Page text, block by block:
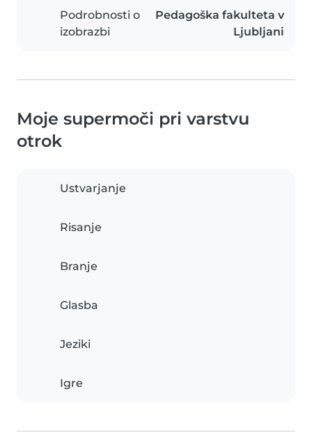
Podrobnosti o
izobrazbi
Pedagoška fakulteta v
Ljubljani
Moje supermoči pri varstvu
otrok
Ustvarjanje
Risanje
Branje
Glasba
Jeziki
Igre